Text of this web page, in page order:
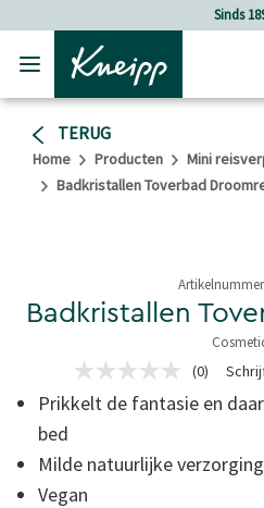
Verder gaan naar hoofdinhoud.Sinds
TERUG
Home Producten
Mini
Badkristallen Toverbad
Badkristallen
5 van 5 sterren
Geen
scorewaarde
Dezelfde
(0)
Prikkelt de fantasie en
bed
Milde natuurlijke verzorging
Vegan